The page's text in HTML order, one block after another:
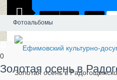
​Золотая осень в
Фотоальбомы
0
​Золотая осень в